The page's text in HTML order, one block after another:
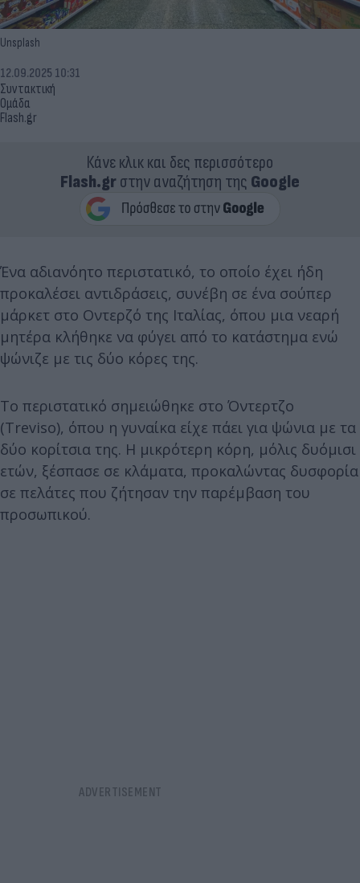
Unsplash
Συντακτική
Ομάδα
Flash.gr
12.09.2025 10:31
Κάνε κλικ και δες περισσότερο
Flash.grστην αναζήτηση της Google
Ένα αδιανόητο περιστατικό, το οποίο έχει ήδη
προκαλέσει αντιδράσεις, συνέβη σε ένα σούπερ
μάρκετ στο Οντερζό της Ιταλίας, όπου μια νεαρή
μητέρα κλήθηκε να φύγει από το κατάστημα ενώ
ψώνιζε με τις δύο κόρες της.
Το περιστατικό σημειώθηκε στο Όντερτζο
(Treviso), όπου η γυναίκα είχε πάει για ψώνια με τα
δύο κορίτσια της. Η μικρότερη κόρη, μόλις δυόμισι
ετών, ξέσπασε σε κλάματα, προκαλώντας δυσφορία
σε πελάτες που ζήτησαν την παρέμβαση του
προσωπικού.